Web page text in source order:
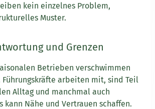
kein einzelnes Problem,
Muster.
und Grenzen
Betrieben verschwimmen
Führungskräfte arbeiten mit, sind Teil
Alltag und manchmal auch
kann Nähe und Vertrauen schaffen.